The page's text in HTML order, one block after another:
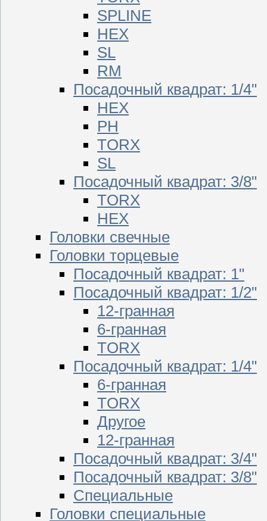
SPLINE
HEX
SL
RM
Посадочный квадрат: 1/4"
HEX
PH
TORX
SL
Посадочный квадрат: 3/8"
TORX
HEX
Головки свечные
Головки торцевые
Посадочный квадрат: 1"
Посадочный квадрат: 1/2"
12-гранная
6-гранная
TORX
Посадочный квадрат: 1/4"
6-гранная
TORX
Другое
12-гранная
Посадочный квадрат: 3/4"
Посадочный квадрат: 3/8"
Специальные
Головки специальные